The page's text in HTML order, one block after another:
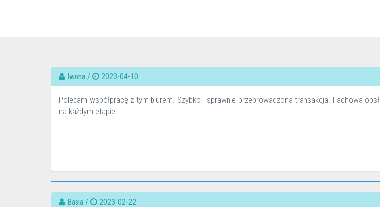
Iwona / 2023-04-10
Polecam współpracę z tym biurem. Szybko i sprawnie przeprowadzona transakcja. Fachowa
na każdym etapie.
Basia / 2023-02-22